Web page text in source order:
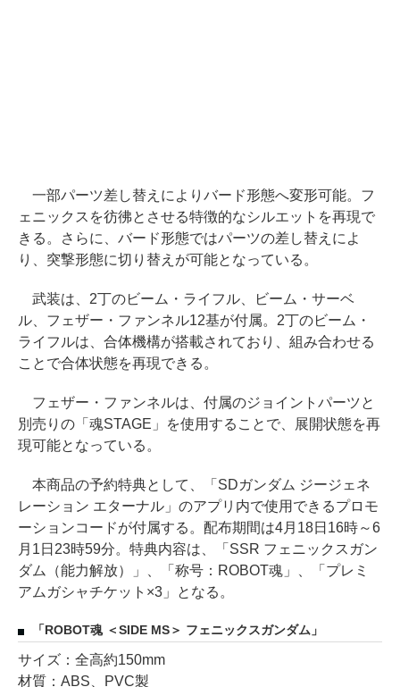
一部パーツ差し替えによりバード形態へ変形可能。フ
ェニックスを彷彿とさせる特徴的なシルエットを再現で
きる。さらに、バード形態ではパーツの差し替えによ
り、突撃形態に切り替えが可能となっている。
武装は、2丁のビーム・ライフル、ビーム・サーベ
ル、フェザー・ファンネル12基が付属。2丁のビーム・
ライフルは、合体機構が搭載されており、組み合わせる
ことで合体状態を再現できる。
フェザー・ファンネルは、付属のジョイントパーツと
別売りの「魂STAGE」を使用することで、展開状態を再
現可能となっている。
本商品の予約特典として、「SDガンダム ジージェネ
レーション エターナル」のアプリ内で使用できるプロモ
ーションコードが付属する。配布期間は4月18日16時～6
月1日23時59分。特典内容は、「SSR フェニックスガン
ダム（能力解放）」、「称号：ROBOT魂」、「プレミ
アムガシャチケット×3」となる。
「ROBOT魂 ＜SIDE MS＞ フェニックスガンダム」
サイズ：全高約150mm
材質：ABS、PVC製